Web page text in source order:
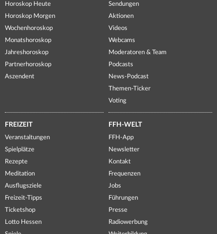
Horoskop Heute
Horoskop Morgen
Wochenhoroskop
Monatshoroskop
Jahreshoroskop
Partnerhoroskop
Aszendent
Sendungen
Aktionen
Videos
Webcams
Moderatoren & Team
Podcasts
News-Podcast
Themen-Ticker
Voting
FREIZEIT
Veranstaltungen
Spielplätze
Rezepte
Meditation
Ausflugsziele
Freizeit-Tipps
Ticketshop
Lotto Hessen
FFH-WELT
FFH-App
Newsletter
Kontakt
Frequenzen
Jobs
Führungen
Presse
Radiowerbung